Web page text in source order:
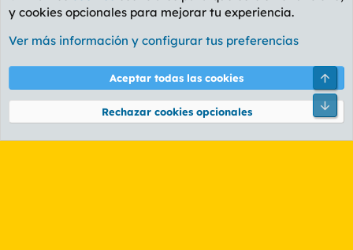
Etiquetas
Cookies
PL OLDSTYLE AMARILLO
Términos y reglas Política de privacidad Ayuda
Community platform by XenForo® © 2010-2026 XenForo Ltd.
y cookies opcionales para mejorar tu experiencia.
Ver más información y configurar tus preferencias
Aceptar todas las cookies
Rechazar cookies opcionales
Pie